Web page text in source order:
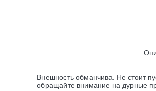
Внешность обманчива. Не стоит
обращайте внимание на дурные